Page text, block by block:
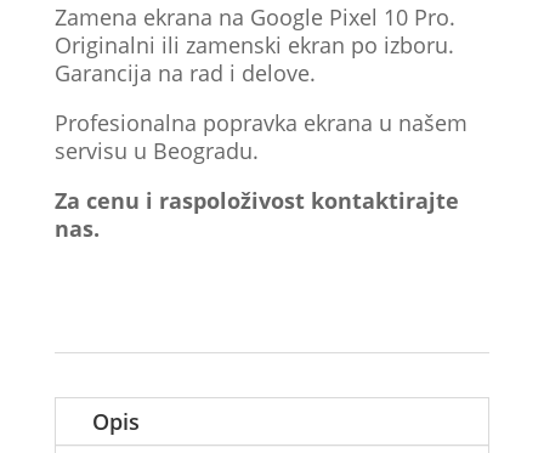
Zamena ekrana na Google Pixel 10 Pro.
Originalni ili zamenski ekran po izboru.
Garancija na rad i delove.
Profesionalna popravka ekrana u našem
servisu u Beogradu.
Za cenu i raspoloživost kontaktirajte
nas.
Opis